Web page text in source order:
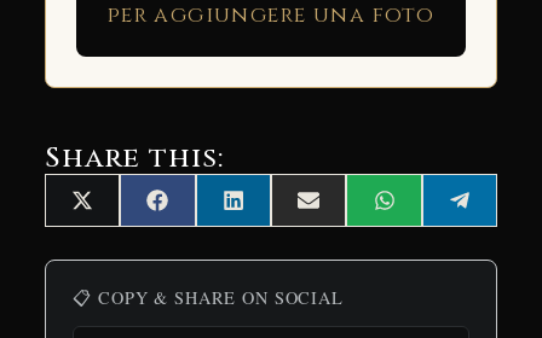
per aggiungere una foto
Share this:
Share
on
X
(Twitter)
Share
on
FacebookShare
on
LinkedInShare
on
Email Share
on
WhatsAppShare
on
📋 COPY & SHARE ON SOCIAL